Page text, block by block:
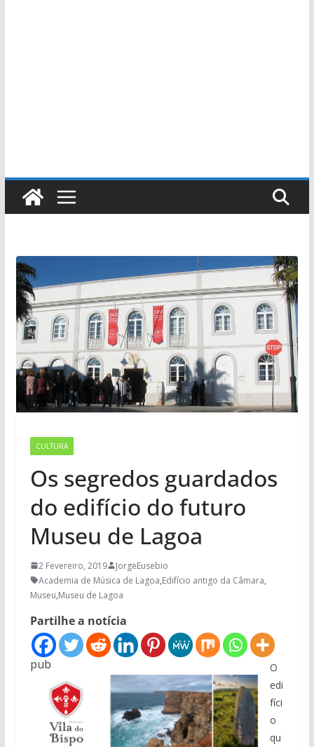
CULTURA
Os segredos guardados
do edifício do futuro
Museu de Lagoa
2 Fevereiro, 2019
JorgeEusebio
Academia de Música de Lagoa,Edifício antigo da Câmara,
Museu,Museu de Lagoa
Partilhe a notícia
pub
O
edi
fíci
o
qu